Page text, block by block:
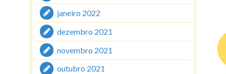
janeiro 2022
dezembro 2021
novembro 2021
outubro 2021